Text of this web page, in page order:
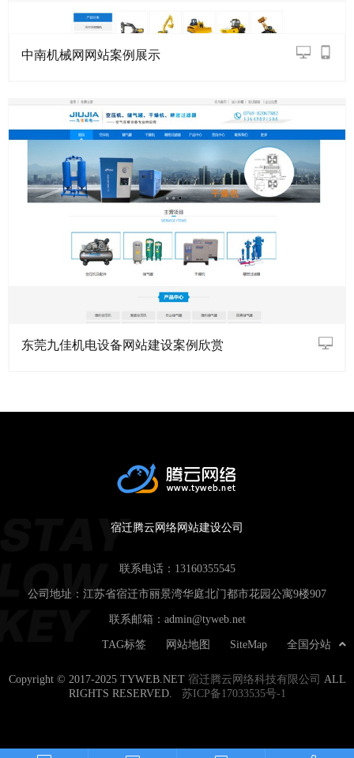
中南机械网网站案例展示
东莞九佳机电设备网站建设案例欣赏
宿迁腾云网络网站建设公司
联系电话： 13160355545
公司地址：江苏省宿迁市丽景湾华庭北门都市花园公寓9楼907
联系邮箱： admin@tyweb.net
全国分站
SiteMap
网站地图
TAG标签
Copyright © 2017-2025 TYWEB.NET 宿迁腾云网络科技有限公司
ALL
RIGHTS RESERVED. 苏ICP备17033535号-1